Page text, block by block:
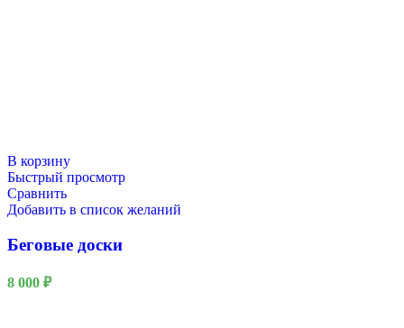
В корзину
Быстрый просмотр
Сравнить
Добавить в список желаний
Беговые доски
8 000 ₽